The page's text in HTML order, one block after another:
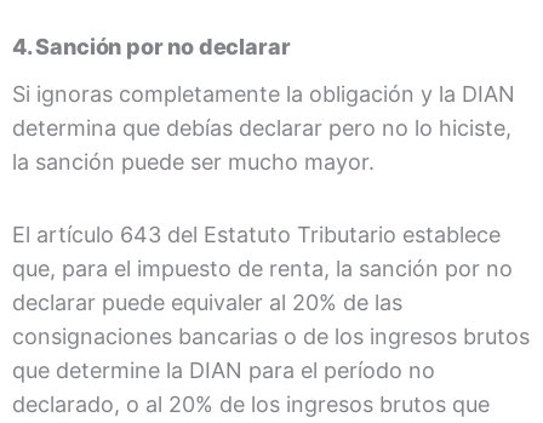
4. Sanción por no declarar
Si ignoras completamente la obligación y la DIAN
determina que debías declarar pero no lo hiciste,
la sanción puede ser mucho mayor.
El artículo 643 del Estatuto Tributario establece
que, para el impuesto de renta, la sanción por no
declarar puede equivaler al 20% de las
consignaciones bancarias o de los ingresos brutos
que determine la DIAN para el período no
declarado, o al 20% de los ingresos brutos que